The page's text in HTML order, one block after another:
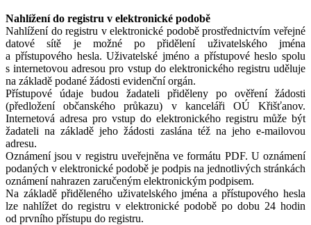
Nahlížení do registru v elektronické podobě
Nahlížení do registru v elektronické podobě prostřednictvím veřejné
datové sítě je možné po přidělení uživatelského jména
a přístupového hesla. Uživatelské jméno a přístupové heslo spolu
s internetovou adresou pro vstup do elektronického registru uděluje
na základě podané žádosti evidenční orgán.
Přístupové údaje budou žadateli přiděleny po ověření žádosti
(předložení občanského průkazu) v kanceláři OÚ Křišťanov.
Internetová adresa pro vstup do elektronického registru může být
žadateli na základě jeho žádosti zaslána též na jeho e-mailovou
adresu.
Oznámení jsou v registru uveřejněna ve formátu PDF. U oznámení
podaných v elektronické podobě je podpis na jednotlivých stránkách
oznámení nahrazen zaručeným elektronickým podpisem.
Na základě přiděleného uživatelského jména a přístupového hesla
lze nahlížet do registru v elektronické podobě po dobu 24 hodin
od prvního přístupu do registru.